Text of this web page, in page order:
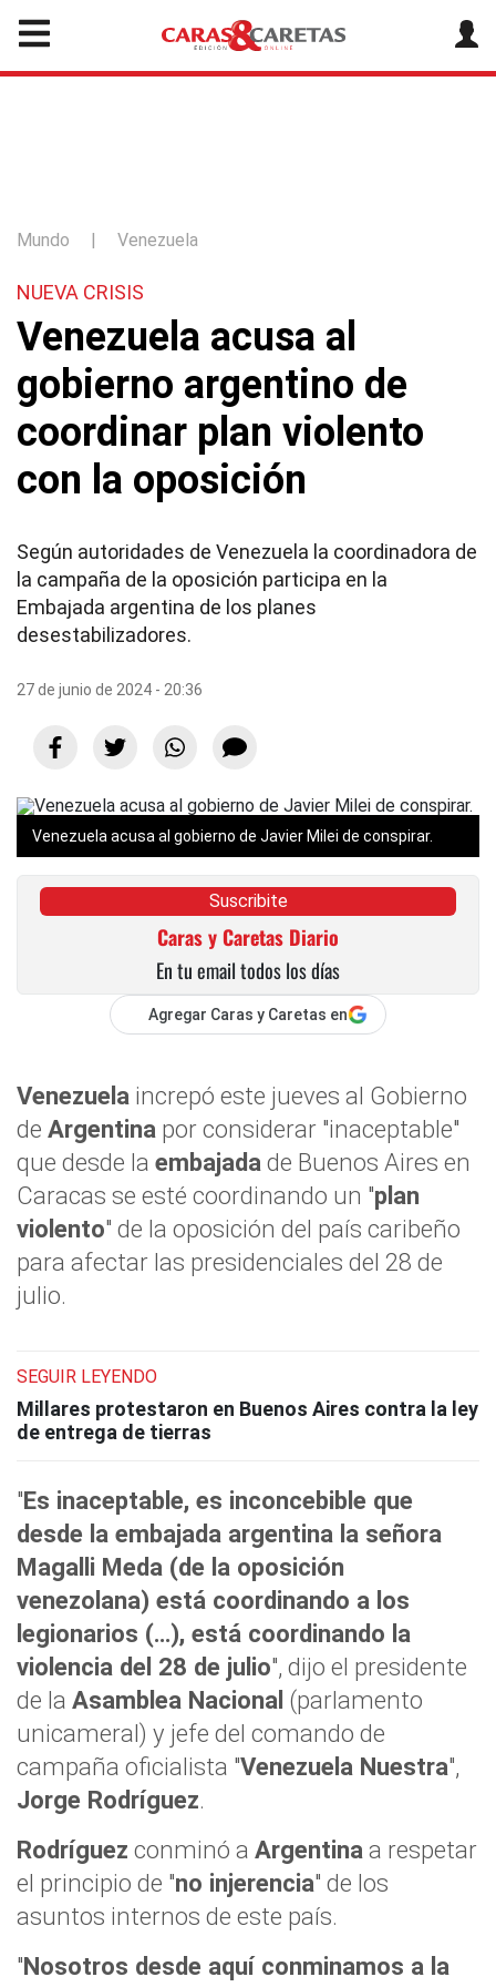
Mundo | Venezuela
NUEVA CRISIS
Venezuela acusa al
gobierno argentino de
coordinar plan violento
con la oposición
Según autoridades de Venezuela la coordinadora de
la campaña de la oposición participa en la
Embajada argentina de los planes
desestabilizadores.
27 de junio de 2024 - 20:36
Venezuela acusa al gobierno de Javier Milei de conspirar.
Suscribite
Caras y Caretas Diario
En tu email todos los días
Agregar Caras y Caretas en
Venezuela increpó este jueves al Gobierno
de Argentina por considerar "inaceptable"
que desde la embajada de Buenos Aires en
Caracas se esté coordinando un "plan
violento" de la oposición del país caribeño
para afectar las presidenciales del 28 de
julio.
SEGUIR LEYENDO
Millares protestaron en Buenos Aires contra la ley
de entrega de tierras
"Es inaceptable, es inconcebible que
desde la embajada argentina la señora
Magalli Meda (de la oposición
venezolana) está coordinando a los
legionarios (…), está coordinando la
violencia del 28 de julio", dijo el presidente
de la Asamblea Nacional (parlamento
unicameral) y jefe del comando de
campaña oficialista "Venezuela Nuestra",
Jorge Rodríguez.
Rodríguez conminó a Argentina a respetar
el principio de "no injerencia" de los
asuntos internos de este país.
"Nosotros desde aquí conminamos a la